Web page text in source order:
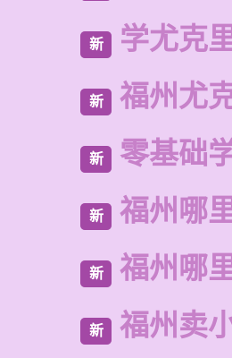
新 学尤克
新 福州尤
新 零基础
新 福州哪
新 福州哪
新 福州卖